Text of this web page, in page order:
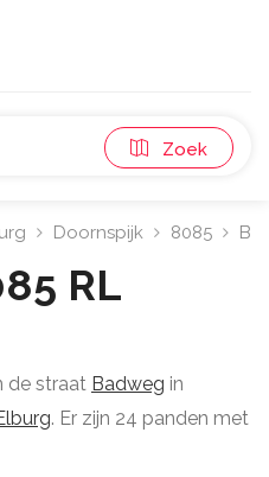
Zoek
Doornspijk 8085
RL
de straat Badweg in
. Er zijn 24 panden met